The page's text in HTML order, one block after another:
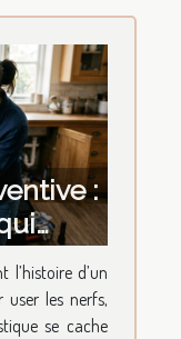
:
du
l’histoire d’un
les nerfs,
se cache